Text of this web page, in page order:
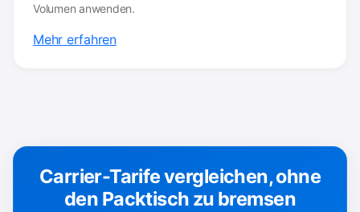
Volumen anwenden.
Mehr erfahren
Carrier-Tarife vergleichen, ohne
den Packtisch zu bremsen